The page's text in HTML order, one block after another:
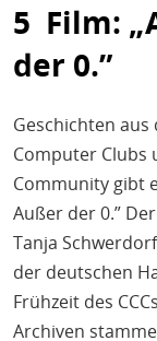
5 Film:
der 0.”
Geschichten
Computer Clubs
Community gibt
Außer der 0.”
Tanja
der deutschen
Frühzeit des
Archiven